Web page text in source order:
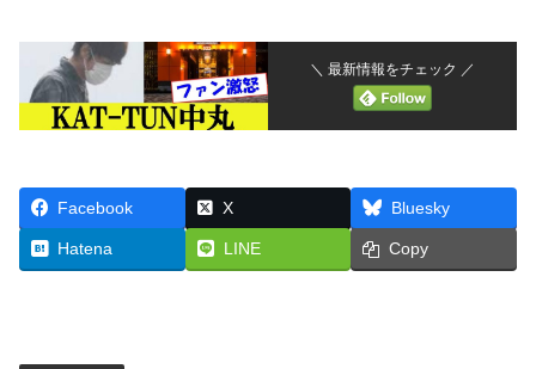
＼ 最新情報をチェック ／
Facebook X Bluesky
Hatena LINE Copy